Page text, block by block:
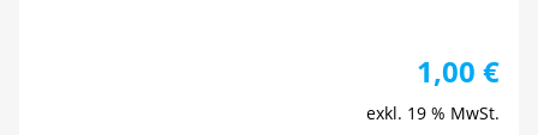
1,00 €
exkl. 19 % MwSt.